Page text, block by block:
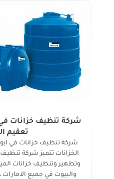
تعقيم
الخزانات تتميز شركة
وتطهير وتنظيف خزانات
والبيوت في جميع